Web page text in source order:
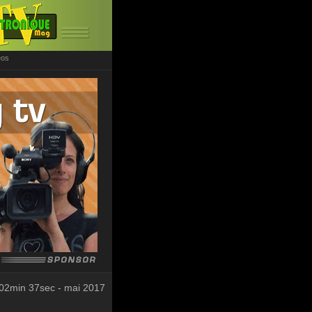
37sec - mai 2017